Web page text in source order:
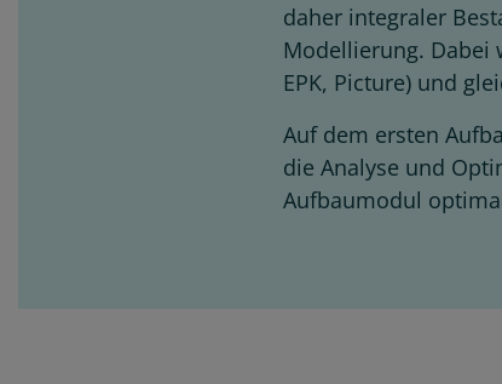
daher integraler
Modellierung. Dabei
EPK, Picture) und
Auf dem ersten
die Analyse und
Aufbaumodul